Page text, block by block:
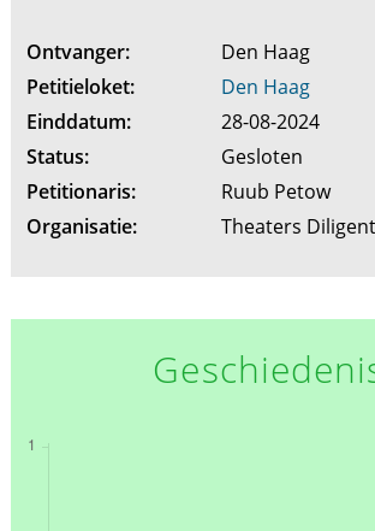
Ontvanger:
Den Haag
Petitieloket:
Den Haag
Einddatum:
28-08-2024
Status:
Gesloten
Petitionaris:
Ruub Petow
Organisatie:
Theaters